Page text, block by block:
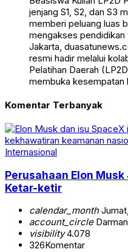
jenjang S1, S2, dan S3
memberi peluang luas
mengakses
Jakarta,
resmi hadir melalui
Pelatihan Daerah
membuka kesempatan
Komentar Terbanyak
Internasional
Perusahaan Elon
Ketar-ketir
calendar_month
account_circleDarman
visibility4.078
326Komentar